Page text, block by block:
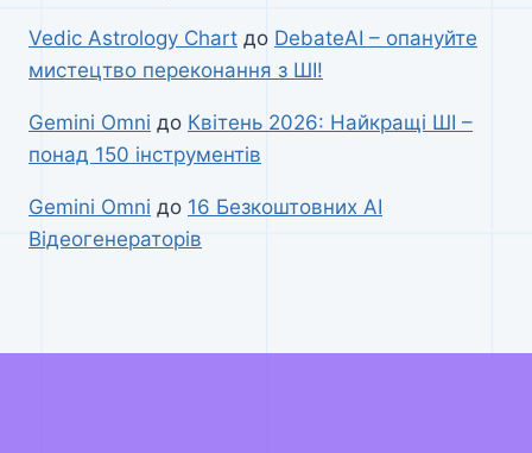
Vedic Astrology Chart до DebateAI – опануйте
мистецтво переконання з ШІ!
Gemini Omni до Квітень 2026: Найкращі ШІ –
понад 150 інструментів
Gemini Omni до 16 Безкоштовних AI
Відеогенераторів